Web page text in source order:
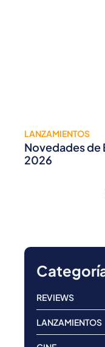
LANZAMIENTOS
Novedades de
2026
REVIEWS
LANZAMIENTOS